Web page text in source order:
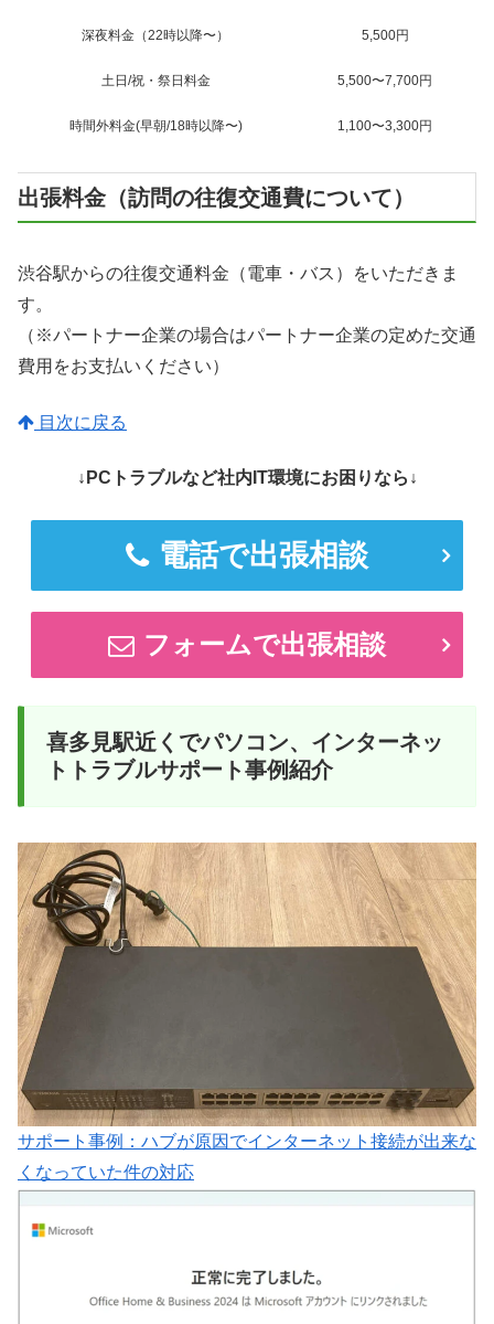
深夜料金（22時以降〜） 5,500円
土日/祝・祭日料金 5,500〜7,700円
時間外料金(早朝/18時以降〜) 1,100〜3,300円
出張料金（訪問の往復交通費について）
渋谷駅からの往復交通料金（電車・バス）をいただきま
す。
（※パートナー企業の場合はパートナー企業の定めた交通
費用をお支払いください）
目次に戻る
↓PCトラブルなど社内IT環境にお困りなら↓
電話で出張相談
フォームで出張相談
喜多見駅近くでパソコン、インターネッ
トトラブルサポート事例紹介
サポート事例：ハブが原因でインターネット接続が出来な
くなっていた件の対応